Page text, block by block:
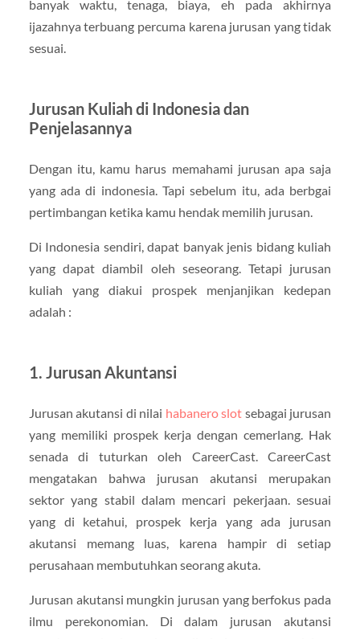
banyak waktu, tenaga, biaya, eh pada akhirnya
ijazahnya terbuang percuma karena jurusan yang tidak
sesuai.
Jurusan Kuliah di Indonesia dan
Penjelasannya
Dengan itu, kamu harus memahami jurusan apa saja
yang ada di indonesia. Tapi sebelum itu, ada berbgai
pertimbangan ketika kamu hendak memilih jurusan.
Di Indonesia sendiri, dapat banyak jenis bidang kuliah
yang dapat diambil oleh seseorang. Tetapi jurusan
kuliah yang diakui prospek menjanjikan kedepan
adalah :
1. Jurusan Akuntansi
Jurusan akutansi di nilai habanero slot sebagai jurusan
yang memiliki prospek kerja dengan cemerlang. Hak
senada di tuturkan oleh CareerCast. CareerCast
mengatakan bahwa jurusan akutansi merupakan
sektor yang stabil dalam mencari pekerjaan. sesuai
yang di ketahui, prospek kerja yang ada jurusan
akutansi memang luas, karena hampir di setiap
perusahaan membutuhkan seorang akuta.
Jurusan akutansi mungkin jurusan yang berfokus pada
ilmu perekonomian. Di dalam jurusan akutansi